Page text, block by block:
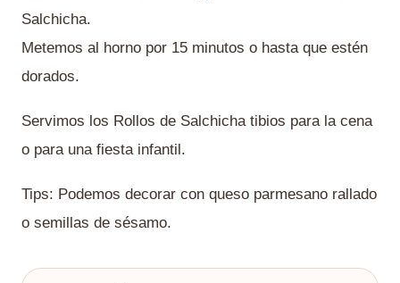
Salchicha.
Metemos al horno por 15 minutos o hasta que estén
dorados.
Servimos los Rollos de Salchicha tibios para la cena
o para una fiesta infantil.
Tips: Podemos decorar con queso parmesano rallado
o semillas de sésamo.